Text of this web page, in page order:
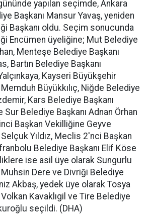
yapılan seçimde, Ankara
Başkanı Mansur Yavaş, yeniden
Başkanı oldu. Seçim sonucunda
Encümen üyeliğine; Mut Belediye
Menteşe Belediye Başkanı
Bartın Belediye Başkanı
Kayseri Büyükşehir
Büyükkılıç, Niğde Belediye
Kars Belediye Başkanı
Belediye Başkanı Adnan Örhan
Başkan Vekilliğine Geyve
Yıldız, Meclis 2'nci Başkan
Belediye Başkanı Elif Köse
ise asil üye olarak Sungurlu
Muhsin Dere ve Divriği Belediye
Akbaş, yedek üye olarak Tosya
Kavaklıgil ve Tire Belediye
seçildi. (DHA)